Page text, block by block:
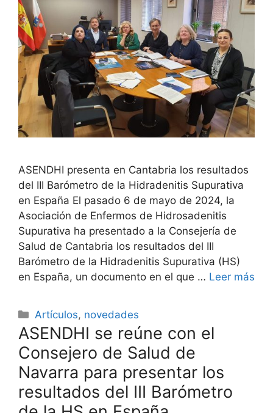
ASENDHI presenta en Cantabria los resultados
del III Barómetro de la Hidradenitis Supurativa
en España El pasado 6 de mayo de 2024, la
Asociación de Enfermos de Hidrosadenitis
Supurativa ha presentado a la Consejería de
Salud de Cantabria los resultados del III
Barómetro de la Hidradenitis Supurativa (HS)
en España, un documento en el que … Leer más
Categorías
Artículos, novedades
ASENDHI se reúne con el
Consejero de Salud de
Navarra para presentar los
resultados del III Barómetro